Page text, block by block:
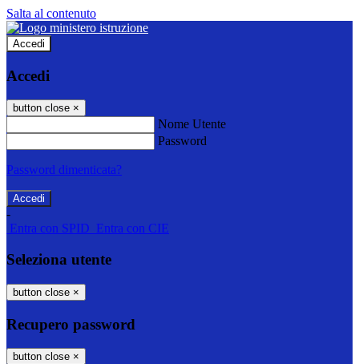
Salta al contenuto
Accedi
Accedi
button close ×
Nome Utente
Password
Password dimenticata?
-
Entra con SPID Entra con CIE
Seleziona utente
button close ×
Recupero password
button close ×